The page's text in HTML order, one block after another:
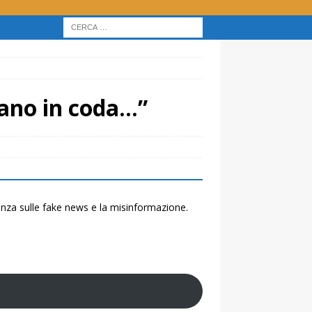
in coda…”
sulle fake news e la misinformazione.